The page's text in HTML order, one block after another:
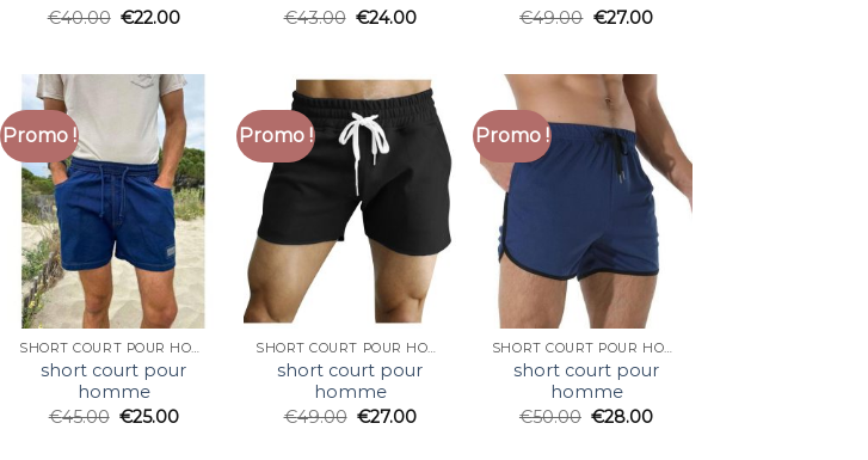
€40.00 €22.00
€43.00 €24.00
€49.00 €27.00
Promo !
SHORT COURT POUR HOMME
short court pour
homme
€45.00 €25.00
Promo !
SHORT COURT POUR HOMME
short court pour
homme
€49.00 €27.00
Promo !
SHORT COURT POUR HOMME
short court pour
homme
€50.00 €28.00